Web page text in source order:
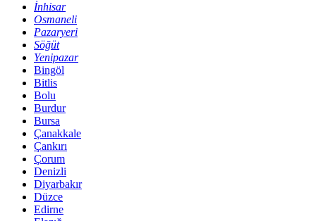
İnhisar
Osmaneli
Pazaryeri
Söğüt
Yenipazar
Bingöl
Bitlis
Bolu
Burdur
Bursa
Çanakkale
Çankırı
Çorum
Denizli
Diyarbakır
Düzce
Edirne